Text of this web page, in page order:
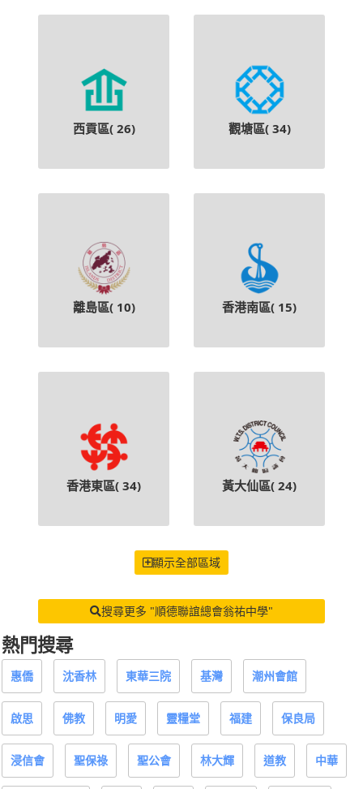
西貢區( 26) 觀塘區( 34)
離島區( 10) 香港南區( 15)
香港東區( 34) 黃大仙區( 24)
顯示全部區域
搜尋更多 "順德聯誼總會翁祐中學"
熱門搜尋
惠僑 沈香林 東華三院 基灣 潮州會館
啟思 佛教 明愛 靈糧堂 福建 保良局
浸信會 聖保祿 聖公會 林大輝 道教 中華